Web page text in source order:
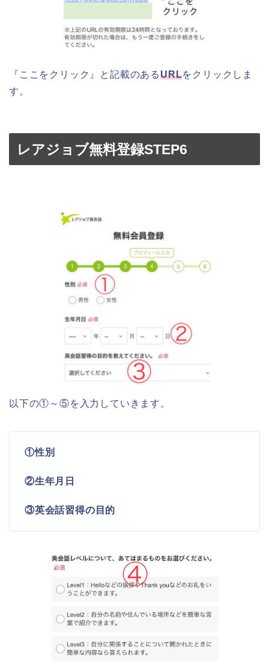
『ここをクリック』と記載のあるURLをクリックしま
す。
レアジョブ無料登録STEP6
以下の①～⑤を入力していきます。
①性別
②生年月日
③英会話習得の目的